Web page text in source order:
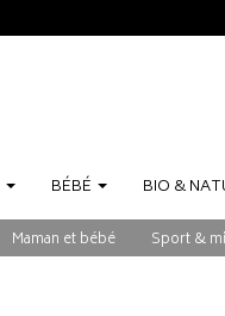
BÉBÉ BIO &
Maman et bébé Sport &